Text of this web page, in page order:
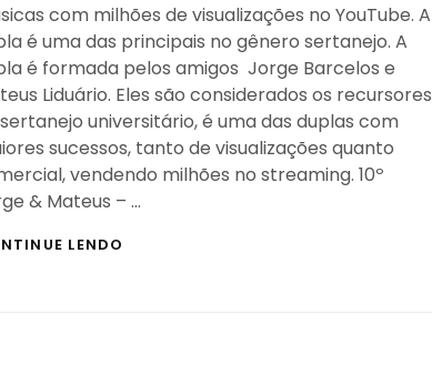
com milhões de visualizações no YouTube. A
é uma das principais no gênero sertanejo. A
é formada pelos amigos Jorge Barcelos e
Liduário. Eles são considerados os recursores
universitário, é uma das duplas com
sucessos, tanto de visualizações quanto
vendendo milhões no streaming. 10º
& Mateus – …
LENDO